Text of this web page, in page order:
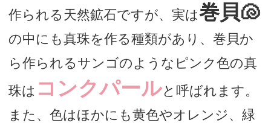
作られる天然鉱石ですが、実は巻貝🐚
の中にも真珠を作る種類があり、巻貝か
ら作られるサンゴのようなピンク色の真
珠は コンクパールと呼ばれます。
また、色はほかにも黄色やオレンジ、緑